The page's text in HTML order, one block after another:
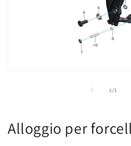
1 /
su1
Alloggio per